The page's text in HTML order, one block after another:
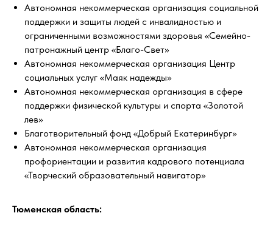
Автономная некоммерческая организация социальной
поддержки и защиты людей с инвалидностью и
ограниченными возможностями здоровья «Семейно-
патронажный центр «Благо-Свет»
Автономная некоммерческая организация Центр
социальных услуг «Маяк надежды»
Автономная некоммерческая организация в сфере
поддержки физической культуры и спорта «Золотой
лев»
Благотворительный фонд «Добрый Екатеринбург»
Автономная некоммерческая организация
профориентации и развития кадрового потенциала
«Творческий образовательный навигатор»
Тюменская область: